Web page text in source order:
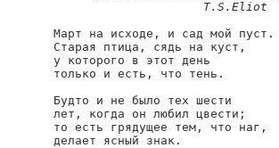
T.S.Eliot
Март на исходе, и сад мой пуст.
Старая птица, сядь на куст,
у которого в этот день
только и есть, что тень.
Будто и не было тех шести
лет, когда он любил цвести;
то есть грядущее тем, что наг,
делает ясный знак.